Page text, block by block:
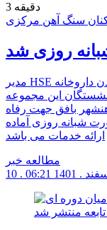
3 دقیقه
سنگ آهن مرکزی
روزی شد
مدیر HSE شرکت سنگ آهن در خصوص شبانه روزی شدن داروخانه
این مجموعه
بافق جهت رفاه
شبانه روزی آماده
ارائه خدمات می باشد
مطالعه خبر
. اسفند . 1401
06:21